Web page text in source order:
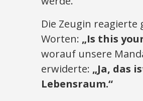
Die Zeugin reagierte
Worten: „Is this
worauf unsere
erwiderte: „Ja, das
Lebensraum.“